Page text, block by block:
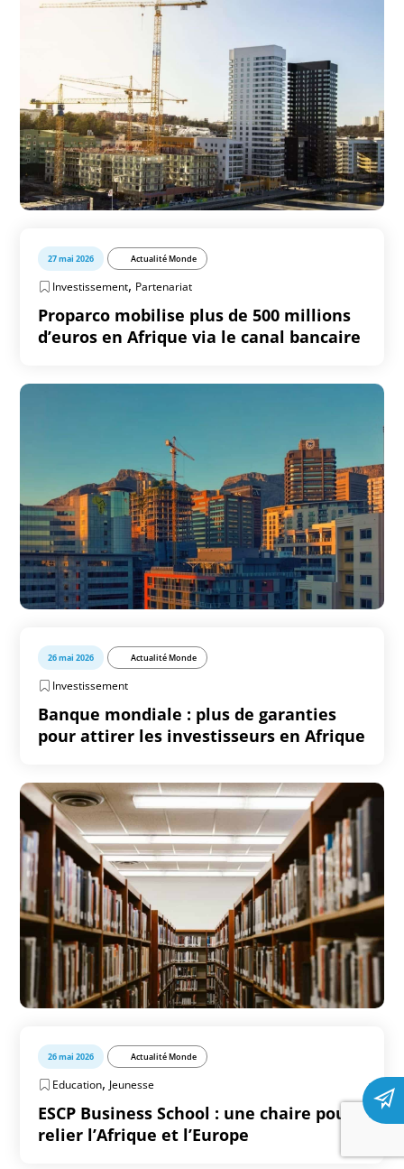
27 mai 2026 Actualité Monde
Investissement, Partenariat
Proparco mobilise plus de 500 millions
d’euros en Afrique via le canal bancaire
26 mai 2026 Actualité Monde
Investissement
Banque mondiale : plus de garanties
pour attirer les investisseurs en Afrique
26 mai 2026 Actualité Monde
Education, Jeunesse
ESCP Business School : une chaire pour
relier l’Afrique et l’Europe